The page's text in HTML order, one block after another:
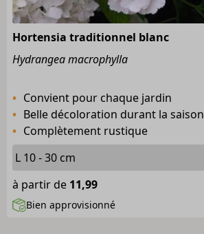
Hortensia traditionnel blanc
Hydrangea macrophylla
Convient pour chaque jardin
Belle décoloration durant la saison
Complètement rustique
à partir de 11,99
Bien approvisionné